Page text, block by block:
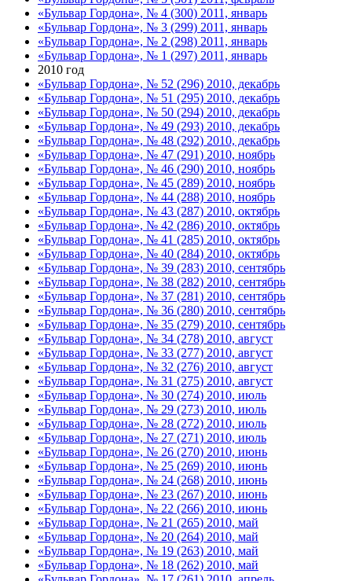
«Бульвар Гордона», № 4 (300) 2011, январь
«Бульвар Гордона», № 3 (299) 2011, январь
«Бульвар Гордона», № 2 (298) 2011, январь
«Бульвар Гордона», № 1 (297) 2011, январь
2010 год
«Бульвар Гордона», № 52 (296) 2010, декабрь
«Бульвар Гордона», № 51 (295) 2010, декабрь
«Бульвар Гордона», № 50 (294) 2010, декабрь
«Бульвар Гордона», № 49 (293) 2010, декабрь
«Бульвар Гордона», № 48 (292) 2010, декабрь
«Бульвар Гордона», № 47 (291) 2010, ноябрь
«Бульвар Гордона», № 46 (290) 2010, ноябрь
«Бульвар Гордона», № 45 (289) 2010, ноябрь
«Бульвар Гордона», № 44 (288) 2010, ноябрь
«Бульвар Гордона», № 43 (287) 2010, октябрь
«Бульвар Гордона», № 42 (286) 2010, октябрь
«Бульвар Гордона», № 41 (285) 2010, октябрь
«Бульвар Гордона», № 40 (284) 2010, октябрь
«Бульвар Гордона», № 39 (283) 2010, сентябрь
«Бульвар Гордона», № 38 (282) 2010, сентябрь
«Бульвар Гордона», № 37 (281) 2010, сентябрь
«Бульвар Гордона», № 36 (280) 2010, сентябрь
«Бульвар Гордона», № 35 (279) 2010, сентябрь
«Бульвар Гордона», № 34 (278) 2010, август
«Бульвар Гордона», № 33 (277) 2010, август
«Бульвар Гордона», № 32 (276) 2010, август
«Бульвар Гордона», № 31 (275) 2010, август
«Бульвар Гордона», № 30 (274) 2010, июль
«Бульвар Гордона», № 29 (273) 2010, июль
«Бульвар Гордона», № 28 (272) 2010, июль
«Бульвар Гордона», № 27 (271) 2010, июль
«Бульвар Гордона», № 26 (270) 2010, июнь
«Бульвар Гордона», № 25 (269) 2010, июнь
«Бульвар Гордона», № 24 (268) 2010, июнь
«Бульвар Гордона», № 23 (267) 2010, июнь
«Бульвар Гордона», № 22 (266) 2010, июнь
«Бульвар Гордона», № 21 (265) 2010, май
«Бульвар Гордона», № 20 (264) 2010, май
«Бульвар Гордона», № 19 (263) 2010, май
«Бульвар Гордона», № 18 (262) 2010, май